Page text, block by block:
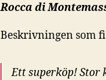
Rocca di
Beskrivningen som
Ett superköp! Stor